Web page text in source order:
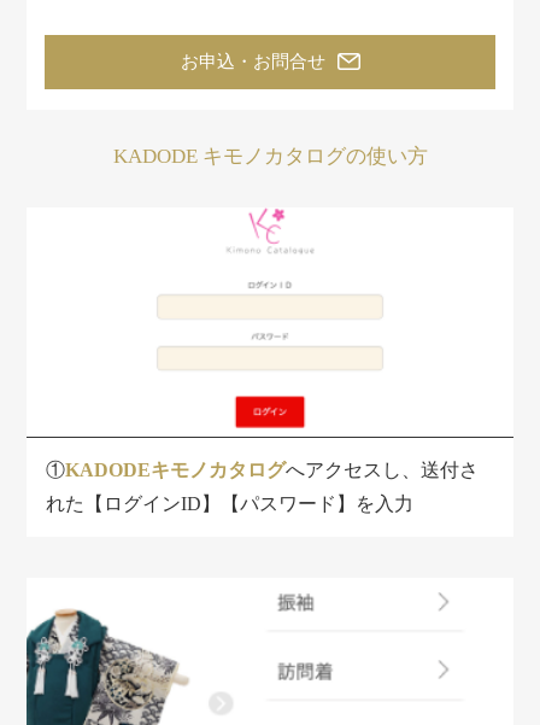
お申込・お問合せ
KADODE キモノカタログの使い方
①KADODEキモノカタログへアクセスし、送付さ
れた【ログインID】【パスワード】を入力